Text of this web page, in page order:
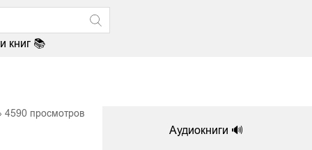
книг 📚
4590 просмотров
Аудиокниги 🔊